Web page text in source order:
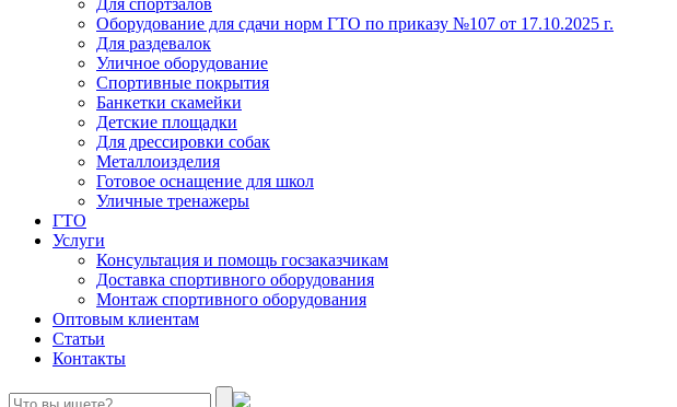
Для спортзалов
Оборудование для сдачи норм ГТО по приказу №107 от 17.10.2025 г.
Для раздевалок
Уличное оборудование
Спортивные покрытия
Банкетки скамейки
Детские площадки
Для дреcсировки собак
Металлоизделия
Готовое оснащение для школ
Уличные тренажеры
ГТО
Услуги
Консультация и помощь госзаказчикам
Доставка спортивного оборудования
Монтаж спортивного оборудования
Оптовым клиентам
Статьи
Контакты